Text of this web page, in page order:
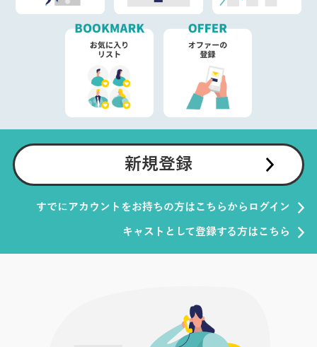
新規登録
すでにアカウントをお持ちの方はこちらからログイン
キャストとして登録する方はこちら